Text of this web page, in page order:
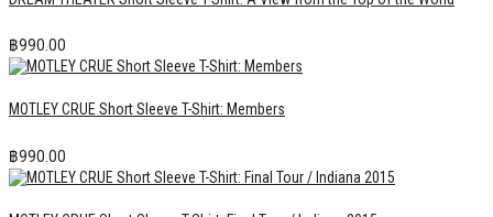
฿990.00
MOTLEY CRUE Short Sleeve T-Shirt: Members
฿990.00